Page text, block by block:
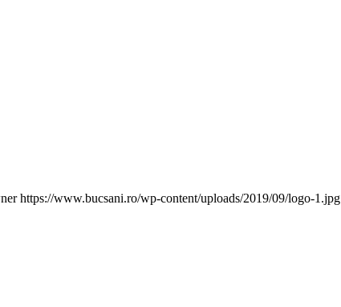
https://www.bucsani.ro/wp-content/uploads/2019/09/logo-1.jpg